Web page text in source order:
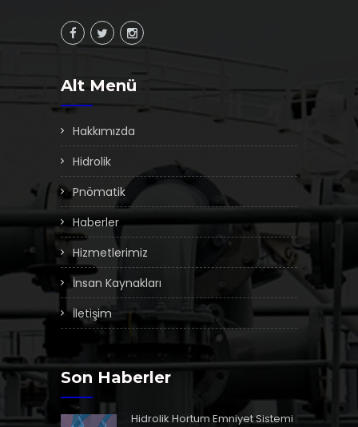
Alt Menü
Hakkımızda
Hidrolik
Pnömatik
Haberler
Hizmetlerimiz
İnsan Kaynakları
İletişim
Son Haberler
Hidrolik Hortum Emniyet Sistemi